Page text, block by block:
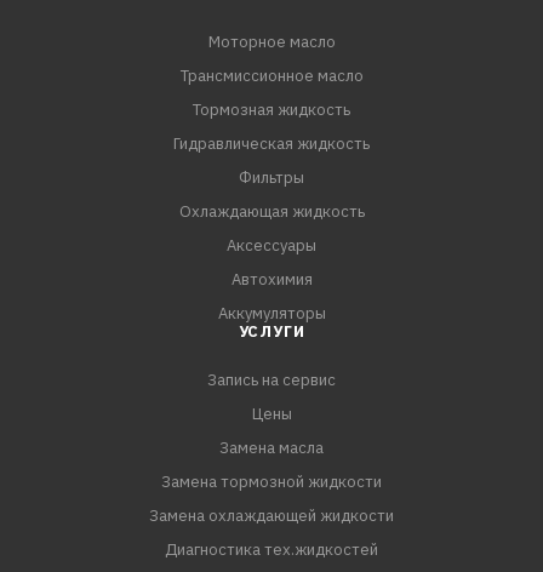
Моторное масло
Трансмиссионное масло
Тормозная жидкость
Гидравлическая жидкость
Фильтры
Охлаждающая жидкость
Аксессуары
Автохимия
Аккумуляторы
УСЛУГИ
Запись на сервис
Цены
Замена масла
Замена тормозной жидкости
Замена охлаждающей жидкости
Диагностика тех.жидкостей